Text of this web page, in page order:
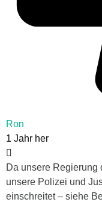
Ron
1 Jahr her
Da unsere Regierung
unsere Polizei und
einschreitet – siehe